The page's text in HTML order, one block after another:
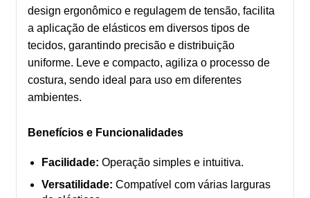
design ergonômico e regulagem de tensão, facilita
a aplicação de elásticos em diversos tipos de
tecidos, garantindo precisão e distribuição
uniforme. Leve e compacto, agiliza o processo de
costura, sendo ideal para uso em diferentes
ambientes.
Benefícios e Funcionalidades
Facilidade: Operação simples e intuitiva.
Versatilidade: Compatível com várias larguras